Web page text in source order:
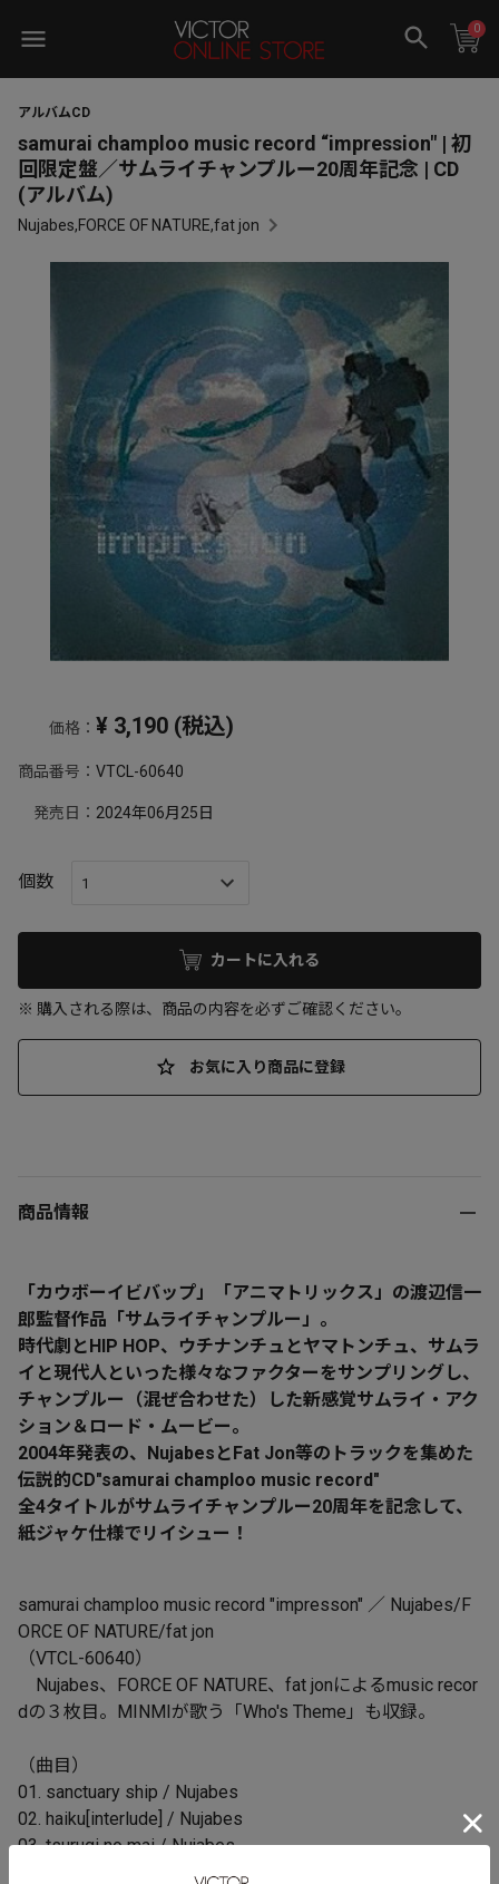
0
アルバムCD
samurai champloo music record “impression" | 初
回限定盤／サムライチャンプルー20周年記念 | CD
(アルバム)
Nujabes,FORCE OF NATURE,fat jon
価格： ¥ 3,190 (税込)
商品番号： VTCL-60640
発売日： 2024年06月25日
個数
カートに入れる
※ 購入される際は、商品の内容を必ずご確認ください。
お気に入り商品に登録
商品情報
「カウボーイビバップ」「アニマトリックス」の渡辺信一
郎監督作品「サムライチャンプルー」。
時代劇とHIP HOP、ウチナンチュとヤマトンチュ、サムラ
イと現代人といった様々なファクターをサンプリングし、
チャンプルー（混ぜ合わせた）した新感覚サムライ・アク
ション＆ロード・ムービー。
2004年発表の、NujabesとFat Jon等のトラックを集めた
伝説的CD"samurai champloo music record"
全4タイトルがサムライチャンプルー20周年を記念して、
紙ジャケ仕様でリイシュー！
samurai champloo music record "impresson" ／ Nujabes/F
ORCE OF NATURE/fat jon
（VTCL-60640）
Nujabes、FORCE OF NATURE、fat jonによるmusic recor
dの３枚目。MINMIが歌う「Who's Theme」も収録。
（曲目）
01. sanctuary ship / Nujabes
02. haiku[interlude] / Nujabes
03. tsurugi no mai / Nujabes
04. dead season / Nujabes